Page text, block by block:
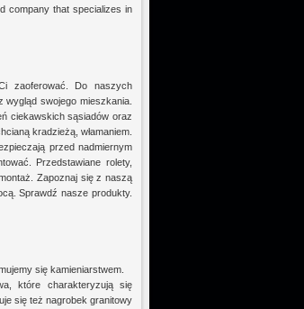
company that specializes in
zaoferować. Do naszych
swojego mieszkania.
ciekawskich sąsiadów oraz
kradzieżą, włamaniem.
przed nadmiernym
Przedstawiane rolety,
Zapoznaj się z naszą
Sprawdź nasze produkty.
się kamieniarstwem.
które charakteryzują się
się też nagrobek granitowy